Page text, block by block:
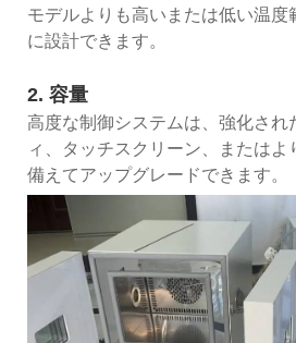
モデルよりも高いまたは低い温度
に設計できます。
2. 容量
高度な制御システムは、強化され
ィ、タッチスクリーン、またはよ
備えてアップグレードできます。